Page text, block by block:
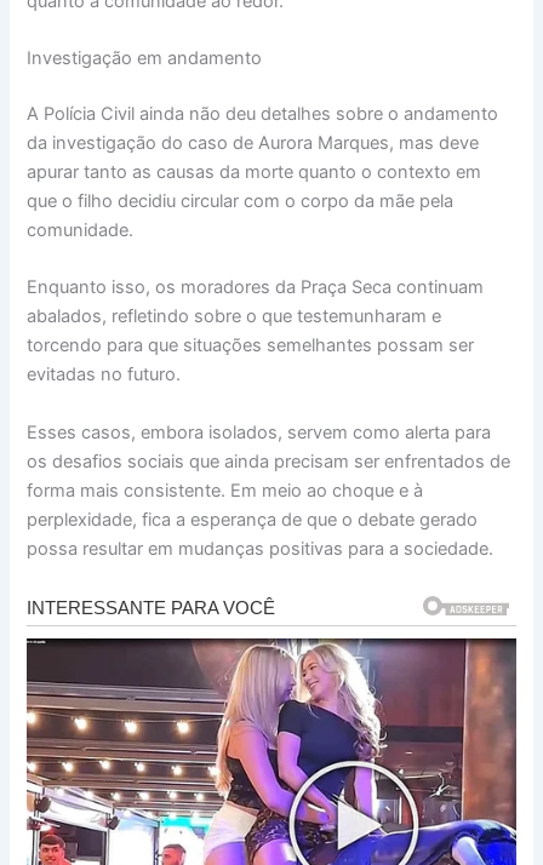
Investigação em andamento
A Polícia Civil ainda não deu detalhes sobre o andamento
da investigação do caso de Aurora Marques, mas deve
apurar tanto as causas da morte quanto o contexto em
que o filho decidiu circular com o corpo da mãe pela
comunidade.
Enquanto isso, os moradores da Praça Seca continuam
abalados, refletindo sobre o que testemunharam e
torcendo para que situações semelhantes possam ser
evitadas no futuro.
Esses casos, embora isolados, servem como alerta para
os desafios sociais que ainda precisam ser enfrentados de
forma mais consistente. Em meio ao choque e à
perplexidade, fica a esperança de que o debate gerado
possa resultar em mudanças positivas para a sociedade.